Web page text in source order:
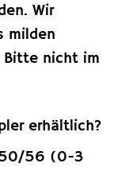
Wir
milden
Bitte nicht im
erhältlich?
50/56 (0-3